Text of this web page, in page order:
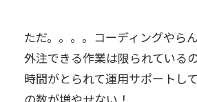
ただ。。。。コーディングやら
外注できる作業は限られている
時間がとられて運用サポートし